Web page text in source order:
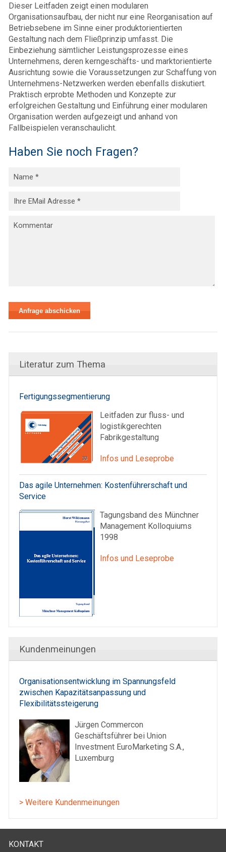
Dieser Leitfaden zeigt einen modularen
Organisationsaufbau, der nicht nur eine Reorganisation auf
Betriebsebene im Sinne einer produktorientierten
Gestaltung nach dem Fließprinzip umfasst. Die
Einbeziehung sämtlicher Leistungsprozesse eines
Unternehmens, deren kerngeschäfts- und marktorientierte
Ausrichtung sowie die Voraussetzungen zur Schaffung von
Unternehmens-Netzwerken werden ebenfalls diskutiert.
Praktisch erprobte Methoden und Konzepte zur
erfolgreichen Gestaltung und Einführung einer modularen
Organisation werden aufgezeigt und anhand von
Fallbeispielen veranschaulicht.
Haben Sie noch Fragen?
Literatur zum Thema
Fertigungssegmentierung
Leitfaden zur fluss- und
logistikgerechten
Fabrikgestaltung
Infos und Leseprobe
Das agile Unternehmen: Kostenführerschaft und
Service
Tagungsband des Münchner
Management Kolloquiums
1998
Infos und Leseprobe
Kundenmeinungen
Organisationsentwicklung im Spannungsfeld
zwischen Kapazitätsanpassung und
Flexibilitätssteigerung
Jürgen Commercon
Geschäftsführer bei Union
Investment EuroMarketing S.A.,
Luxemburg
> Weitere Kundenmeinungen
KONTAKT